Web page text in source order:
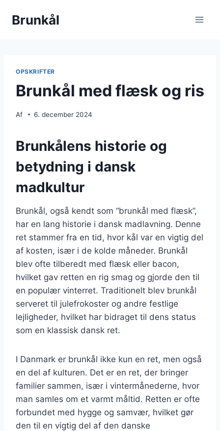
Brunkål
OPSKRIFTER
Brunkål med flæsk og ris
Af 6. december 2024
Brunkålens historie og
betydning i dansk
madkultur
Brunkål, også kendt som “brunkål med flæsk”,
har en lang historie i dansk madlavning. Denne
ret stammer fra en tid, hvor kål var en vigtig del
af kosten, især i de kolde måneder. Brunkål
blev ofte tilberedt med flæsk eller bacon,
hvilket gav retten en rig smag og gjorde den til
en populær vinterret. Traditionelt blev brunkål
serveret til julefrokoster og andre festlige
lejligheder, hvilket har bidraget til dens status
som en klassisk dansk ret.
I Danmark er brunkål ikke kun en ret, men også
en del af kulturen. Det er en ret, der bringer
familier sammen, især i vintermånederne, hvor
man samles om et varmt måltid. Retten er ofte
forbundet med hygge og samvær, hvilket gør
den til en vigtig del af den danske